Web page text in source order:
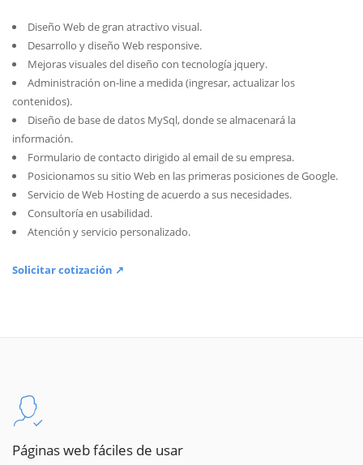
Diseño Web de gran atractivo visual.
Desarrollo y diseño Web responsive.
Mejoras visuales del diseño con tecnología jquery.
Administración on-line a medida (ingresar, actualizar los
contenidos).
Diseño de base de datos MySql, donde se almacenará la
información.
Formulario de contacto dirigido al email de su empresa.
Posicionamos su sitio Web en las primeras posiciones de Google.
Servicio de Web Hosting de acuerdo a sus necesidades.
Consultoría en usabilidad.
Atención y servicio personalizado.
Solicitar cotización ↗
Páginas web fáciles de usar